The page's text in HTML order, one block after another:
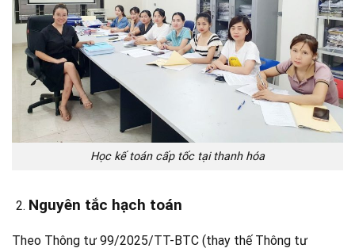
Học kế toán cấp tốc tại thanh hóa
Nguyên tắc hạch toán
Theo Thông tư 99/2025/TT-BTC (thay thế Thông tư